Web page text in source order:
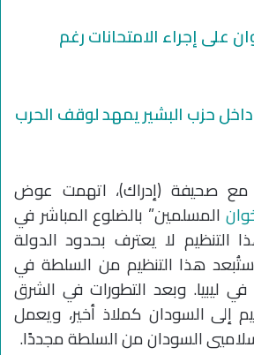
على إجراء الامتحانات رغم
حزب البشير يمهد لوقف الحرب
صحيفة (إدراك)، اتهمت عوض
المسلمين” بالضلوع المباشر في
التنظيم لا يعترف بحدود الدولة
هذا التنظيم من السلطة في
ليبيا. وبعد التطورات في الشرق
إلى السودان كملاذ أخير، ويعمل
السودان من السلطة مجددًا.